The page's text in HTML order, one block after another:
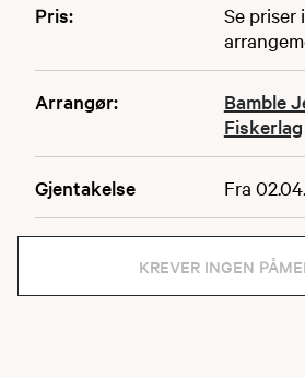
Pris:
Se priser i
Arrangør:
Bamble
Fiskerlag
Gjentakelse Fra
KREVER INGEN